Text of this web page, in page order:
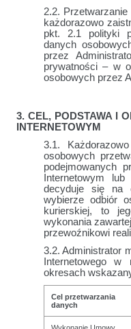
każdorazowo
pkt. 2.1 polityki
danych
przez
prywatności – w
osobowych przez
CEL, PODSTAWA I
INTERNETOWYM
osobowych
podejmowanych
Internetowym
decyduje się na
wybierze odbiór
kurierskiej, to
wykonania
przewoźnikowi
Administrator
Internetowego
okresach
Cel przetwarzania
danych